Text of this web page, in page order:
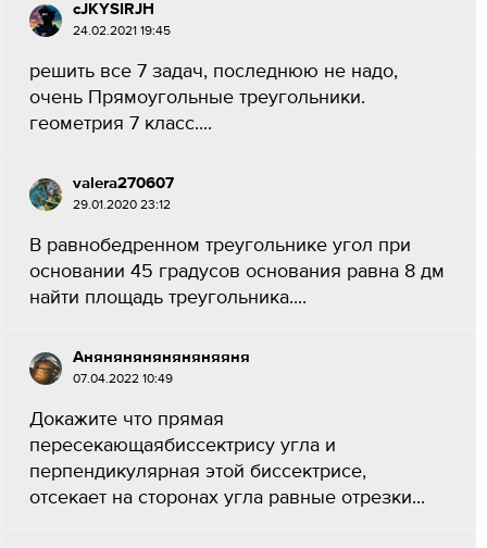
cJKYSIRJH
24.02.2021 19:45
решить все 7 задач, последнюю не надо,
очень Прямоугольные треугольники.
геометрия 7 класс....
valera270607
29.01.2020 23:12
В равнобедренном треугольнике угол при
основании 45 градусов основания равна 8 дм
найти площадь треугольника....
Аняняняняняняняяня
07.04.2022 10:49
Докажите что прямая
пересекающаябиссектрису угла и
перпендикулярная этой биссектрисе,
отсекает на сторонах угла равные отрезки...